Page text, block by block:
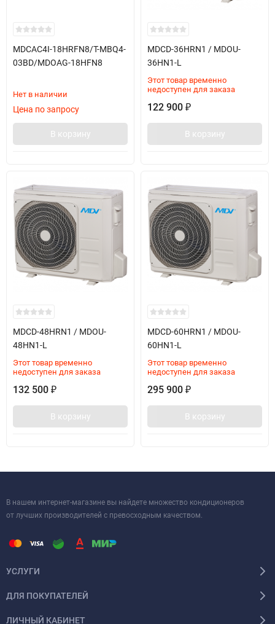
MDCAС4I-18HRFN8/T-MBQ4-
03BD/MDOAG-18HFN8
Нет в наличии
Цена по запросу
В корзину
MDCD-36HRN1 / MDOU-
36HN1-L
Этот товар временно
недоступен для заказа
122 900 ₽
В корзину
MDCD-48HRN1 / MDOU-
48HN1-L
Этот товар временно
недоступен для заказа
132 500 ₽
В корзину
MDCD-60HRN1 / MDOU-
60HN1-L
Этот товар временно
недоступен для заказа
295 900 ₽
В корзину
В нашем интернет-магазине вы найдете множество кондиционеров
от лучших производителей с превосходным качеством.
УСЛУГИ
ДЛЯ ПОКУПАТЕЛЕЙ
ЛИЧНЫЙ КАБИНЕТ